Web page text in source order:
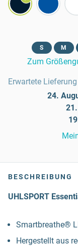
S M
Zum
Erwartete Lieferung
24.
BESCHREIBUNG
UHLSPORT
Smartbreathe®
Hergestellt aus